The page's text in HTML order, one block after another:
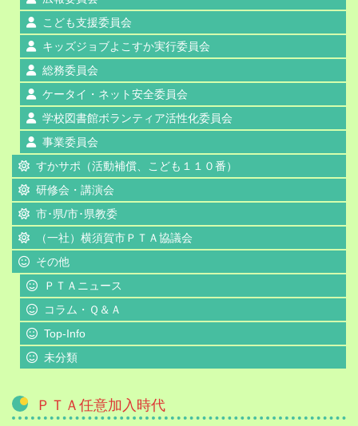
こども支援委員会
キッズジョブよこすか実行委員会
総務委員会
ケータイ・ネット安全委員会
学校図書館ボランティア活性化委員会
事業委員会
すかサポ（活動補償、こども１１０番）
研修会・講演会
市･県/市･県教委
（一社）横須賀市ＰＴＡ協議会
その他
ＰＴＡニュース
コラム・Ｑ＆Ａ
Top-Info
未分類
ＰＴＡ任意加入時代